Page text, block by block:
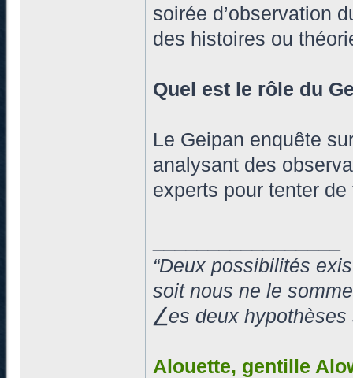
soirée d’observation
des histoires ou
Quel est le rôle du
Le Geipan enquête
analysant des
experts pour tenter
“Deux possibilités
soit nous ne le
⎳es deux
Alouette, gentille